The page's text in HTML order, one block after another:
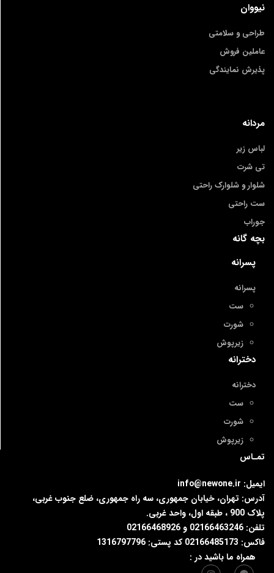
نیووان
طراحی و سلامتی
عاملین فروش
پذیرش نمایندگی
مردانه
لباس زیر
تی شرت
شلوار و شلوارک راحتی
ست راحتی
جوراب
بچه گانه
پسرانه
پسرانه
ست
شورت
زیرپوش
دخترانه
دخترانه
ست
شورت
زیرپوش
تمـاس
ایمیل: info@newone.ir
آدرس: تهران، خیابان جمهوری، سه راه جمهوری، ضلع جنوب غربی،
پلاک 900 ، طبقه اول، واحد غربی.
تلفن: 02166463246 و 02166468926
فاکس: 02166485173 کد پستی: 1316797796
همراه ما باشید در :